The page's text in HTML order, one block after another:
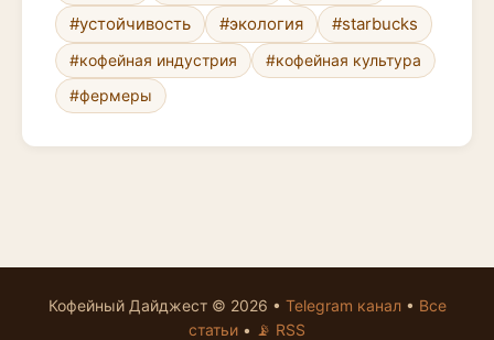
#устойчивость
#экология #starbucks
#кофейная индустрия
#кофейная культура
#фермеры
Кофейный Дайджест © 2026 • Telegram канал• Все
статьи • 📡 RSS